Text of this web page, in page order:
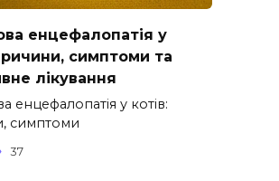
енцефалопатія у
симптоми та
лікування
енцефалопатія у котів:
симптоми
37